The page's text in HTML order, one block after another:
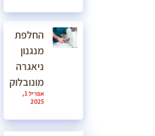
החלפת
מנגנון
ניאגרה
מונובלוק
אפריל 1,
2025